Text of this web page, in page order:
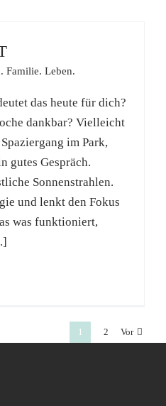
Familie. Leben.
das heute für dich?
dankbar? Vielleicht
im Park,
gutes Gespräch.
Sonnenstrahlen.
und lenkt den Fokus
was funktioniert,
1 2 Vor